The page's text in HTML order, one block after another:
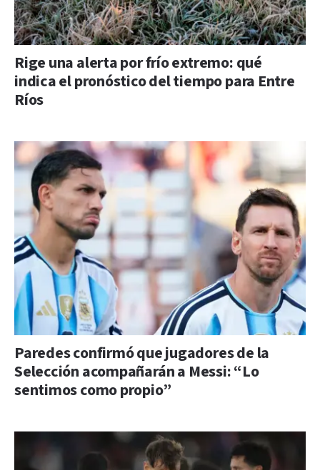
Rige una alerta por frío extremo: qué
indica el pronóstico del tiempo para Entre
Ríos
Paredes confirmó que jugadores de la
Selección acompañarán a Messi: “Lo
sentimos como propio”